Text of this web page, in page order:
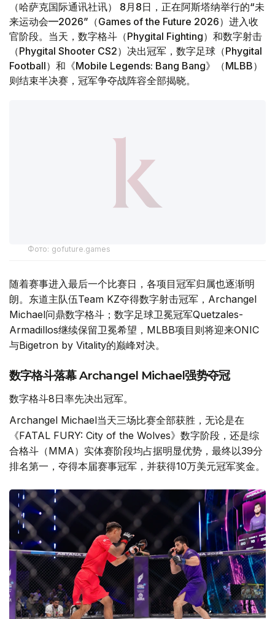
（哈萨克国际通讯社讯） 8月8日，正在阿斯塔纳举行的“未
来运动会—2026”（Games of the Future 2026）进入收
官阶段。当天，数字格斗（Phygital Fighting）和数字射击
（Phygital Shooter CS2）决出冠军，数字足球（Phygital
Football）和《Mobile Legends: Bang Bang》（MLBB）
则结束半决赛，冠军争夺战阵容全部揭晓。
Фото: gofuture.games
随着赛事进入最后一个比赛日，各项目冠军归属也逐渐明
朗。东道主队伍Team KZ夺得数字射击冠军，Archangel
Michael问鼎数字格斗；数字足球卫冕冠军Quetzales-
Armadillos继续保留卫冕希望，MLBB项目则将迎来ONIC
与Bigetron by Vitality的巅峰对决。
数字格斗落幕 Archangel Michael强势夺冠
数字格斗8日率先决出冠军。
Archangel Michael当天三场比赛全部获胜，无论是在
《FATAL FURY: City of the Wolves》数字阶段，还是综
合格斗（MMA）实体赛阶段均占据明显优势，最终以39分
排名第一，夺得本届赛事冠军，并获得10万美元冠军奖金。